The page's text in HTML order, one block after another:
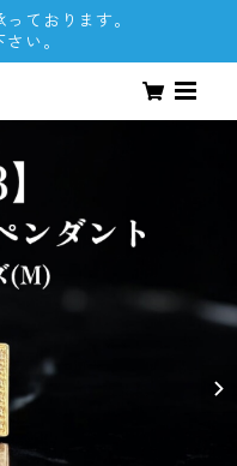
ております。
い。